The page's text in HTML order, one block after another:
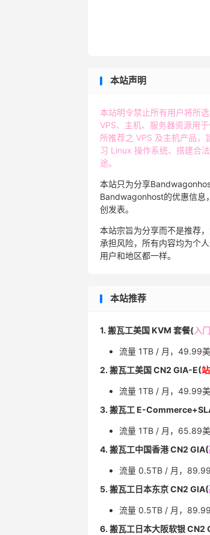
本站声明
本站明令禁止所有用户将所
VPS、主机、服务器资源用
所推荐之 VPS 及主机产品，
习 Linux 操作系统、搭建合
途。
本站只为分享
Bandwagonhost的优惠信息
创发表。
本站宗旨为分享而不是推荐
承担风险，所有内容均为个
用户和地区都一样。
本站推荐
1. 搬瓦工美国 KVM 套餐( 入
流量 1TB / 月，49.99
2. 搬瓦工美国 CN2 GIA-E(
流量 1TB / 月，49.99
3. 搬瓦工 E-
流量 1TB / 月，65.89
4. 搬瓦工中国香港 CN2 GIA(
流量 0.5TB / 月，
5. 搬瓦工日本东京 CN2 GIA(
流量 0.5TB / 月，
6. 搬瓦工日本大阪软银 CN2